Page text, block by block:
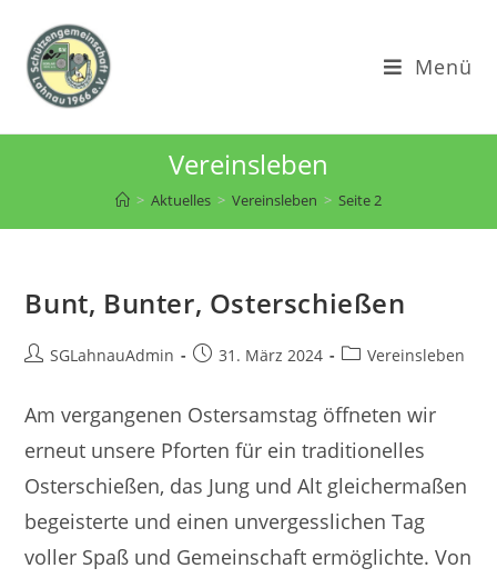
Inhalt
springen
Menü
Vereinsleben
> Aktuelles > Vereinsleben > Seite 2
Bunt, Bunter, Osterschießen
Beitrags-
SGLahnauAdmin
Beitrag31. März 2024
Beitrags-
Vereinsleben
Am vergangenen Ostersamstag öffneten wir
erneut unsere Pforten für ein traditionelles
Osterschießen, das Jung und Alt gleichermaßen
begeisterte und einen unvergesslichen Tag
voller Spaß und Gemeinschaft ermöglichte. Von